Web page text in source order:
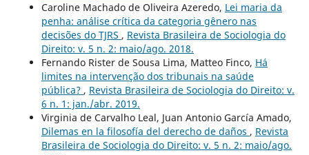
Caroline Machado de Oliveira Azeredo, Lei maria da
penha: análise crítica da categoria gênero nas
decisões do TJRS , Revista Brasileira de Sociologia do
Direito: v. 5 n. 2: maio/ago. 2018.
Fernando Rister de Sousa Lima, Matteo Finco, Há
limites na intervenção dos tribunais na saúde
pública? , Revista Brasileira de Sociologia do Direito: v.
6 n. 1: jan./abr. 2019.
Virginia de Carvalho Leal, Juan Antonio García Amado,
Dilemas en la filosofía del derecho de daños , Revista
Brasileira de Sociologia do Direito: v. 5 n. 2: maio/ago.